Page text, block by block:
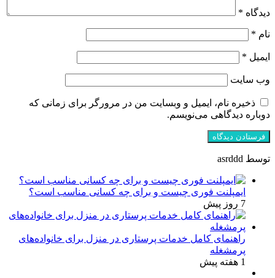
دیدگاه *
نام *
ایمیل *
وب‌ سایت
ذخیره نام، ایمیل و وبسایت من در مرورگر برای زمانی که
دوباره دیدگاهی می‌نویسم.
توسط asrddd
ایمپلنت فوری چیست و برای چه کسانی مناسب است؟
7 روز پیش
راهنمای کامل خدمات پرستاری در منزل برای خانواده‌های
پرمشغله
1 هفته پیش